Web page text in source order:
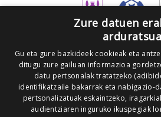
Zure datuen
arduratsua
Gu eta gure bazkideek cookieak eta
ditugu zure gailuan informazioa
datu pertsonalak tratatzeko
identifikatzaile bakarrak eta nabigazio-
pertsonalizatuak eskaintzeko,
audientziaren inguruko ikuspegiak